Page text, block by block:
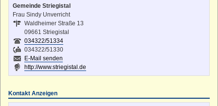
Gemeinde Striegistal
Frau Sindy Unverricht
Waldheimer Straße 13
09661 Striegistal
034322/51334
034322/51330
E-Mail senden
http://www.striegistal.de
Kontakt Anzeigen